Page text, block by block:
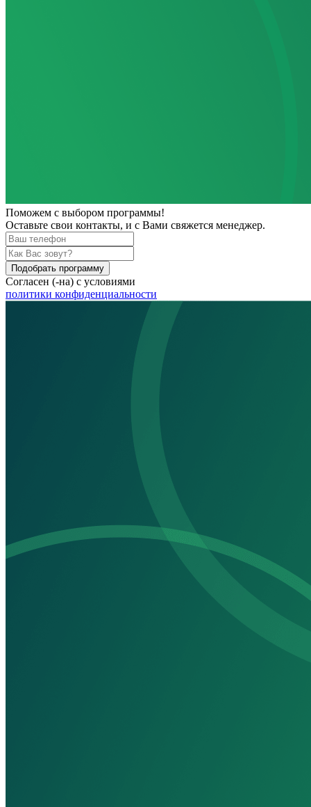
Поможем с выбором программы!
Оставьте свои контакты, и с Вами свяжется менеджер.
Подобрать программу
Согласен (-на) с условиями
политики конфиденциальности